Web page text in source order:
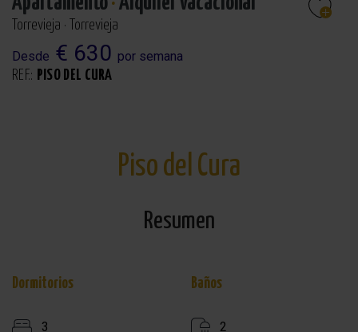
Torrevieja · Torrevieja
Desde € 630 por semana
REF.: PISO DEL CURA
Piso del Cura
Resumen
Dormitorios
3
Baños
2